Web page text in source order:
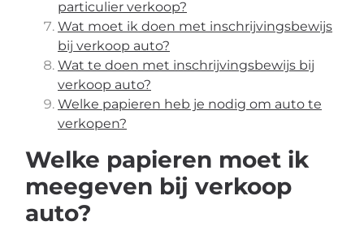
particulier verkoop?
Wat moet ik doen met inschrijvingsbewijs
bij verkoop auto?
Wat te doen met inschrijvingsbewijs bij
verkoop auto?
Welke papieren heb je nodig om auto te
verkopen?
Welke papieren moet ik
meegeven bij verkoop
auto?